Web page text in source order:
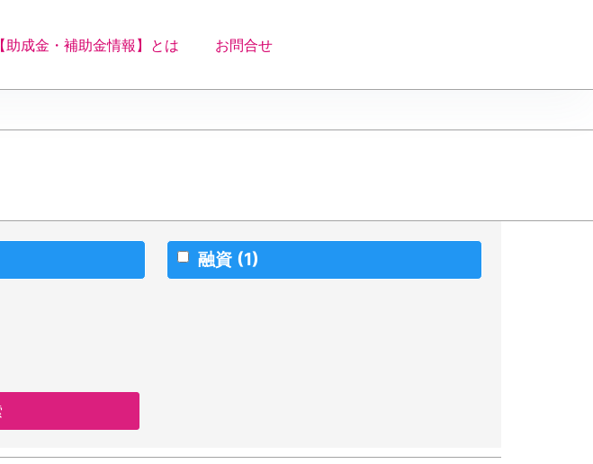
【助成金・補助金情報】とは お問合せ
融資 (1)